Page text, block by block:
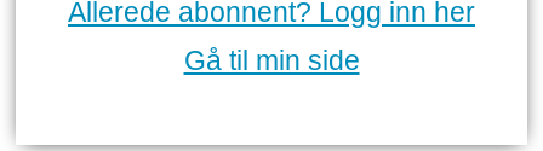
Allerede abonnent? Logg inn her
Gå til min side